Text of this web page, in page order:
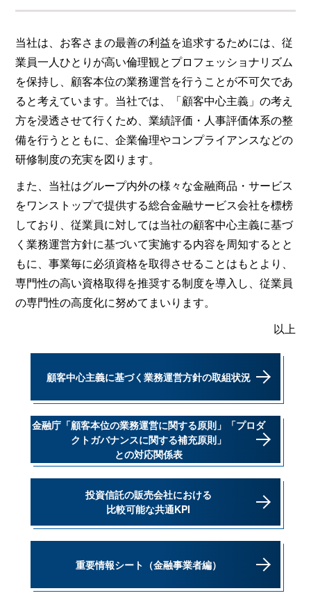
当社は、お客さまの最善の利益を追求するためには、従
業員一人ひとりが高い倫理観とプロフェッショナリズム
を保持し、顧客本位の業務運営を行うことが不可欠であ
ると考えています。当社では、「顧客中心主義」の考え
方を浸透させて行くため、業績評価・人事評価体系の整
備を行うとともに、企業倫理やコンプライアンスなどの
研修制度の充実を図ります。
また、当社はグループ内外の様々な金融商品・サービス
をワンストップで提供する総合金融サービス会社を標榜
しており、従業員に対しては当社の顧客中心主義に基づ
く業務運営方針に基づいて実施する内容を周知するとと
もに、事業毎に必須資格を取得させることはもとより、
専門性の高い資格取得を推奨する制度を導入し、従業員
の専門性の高度化に努めてまいります。
以上
顧客中心主義に基づく業務運営方針の取組状況
金融庁「顧客本位の業務運営に関する原則」「プロダ
クトガバナンスに関する補充原則」
との対応関係表
投資信託の販売会社における
比較可能な共通KPI
重要情報シート（金融事業者編）